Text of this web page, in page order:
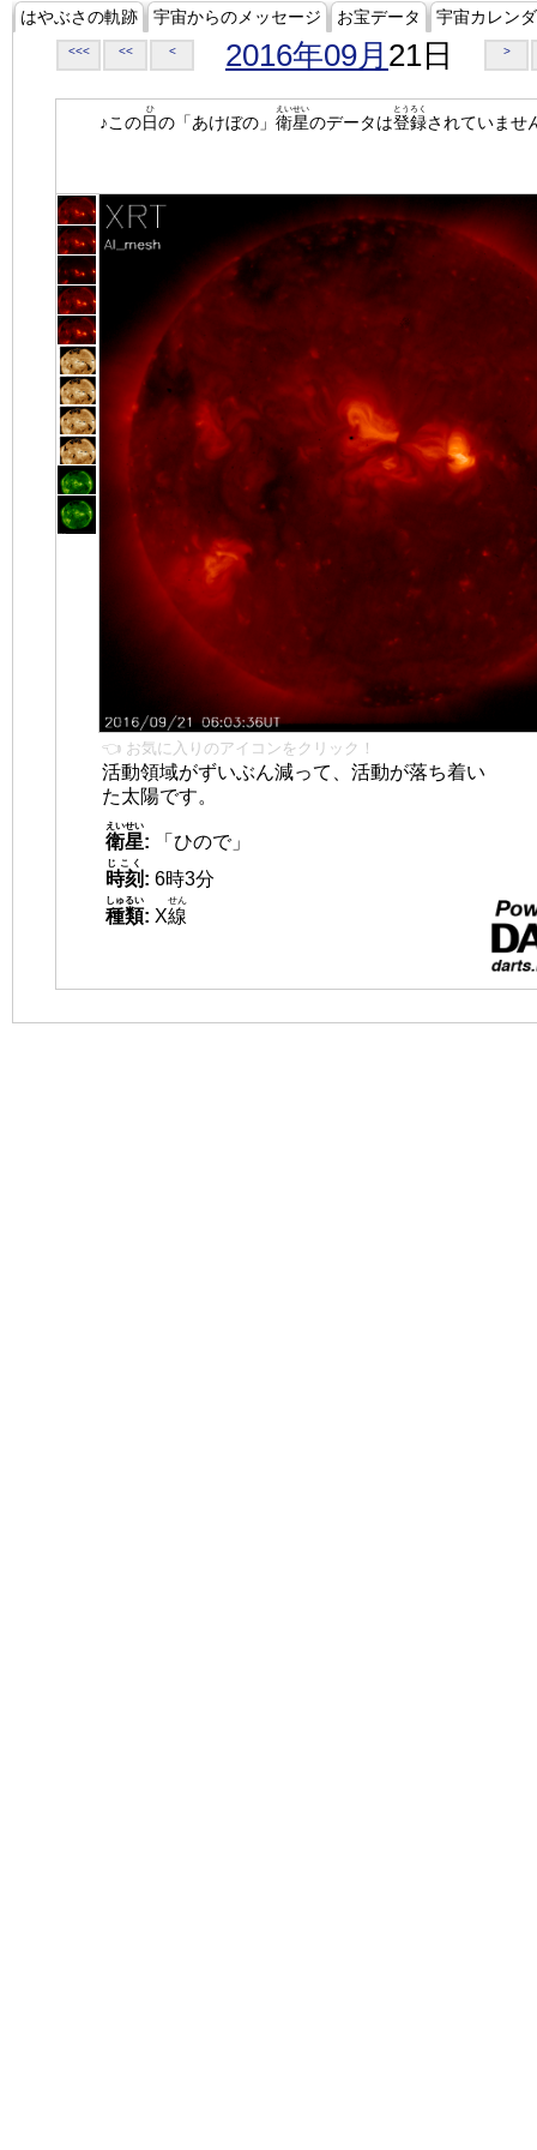
はやぶさの軌跡 宇宙からのメッセージ お宝データ 宇宙カレン
<<< << < 2016年09月 21日 >
♪この日
ひ
の「あけぼの」 衛星
えいせい
のデータは登録
とうろく
されていませ
👈 お気に入りのアイコンをクリック！
活動領域がずいぶん減って、活動が落ち着い
た太陽です。
衛星
えいせい
:
「ひので」
時刻
じこく
: 6時3分
種類
しゅるい
: X線
せん